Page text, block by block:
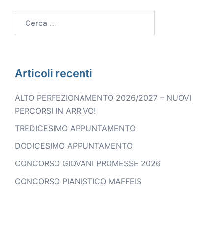
Articoli recenti
ALTO PERFEZIONAMENTO 2026/2027 – NUOVI
PERCORSI IN ARRIVO!
TREDICESIMO APPUNTAMENTO
DODICESIMO APPUNTAMENTO
CONCORSO GIOVANI PROMESSE 2026
CONCORSO PIANISTICO MAFFEIS